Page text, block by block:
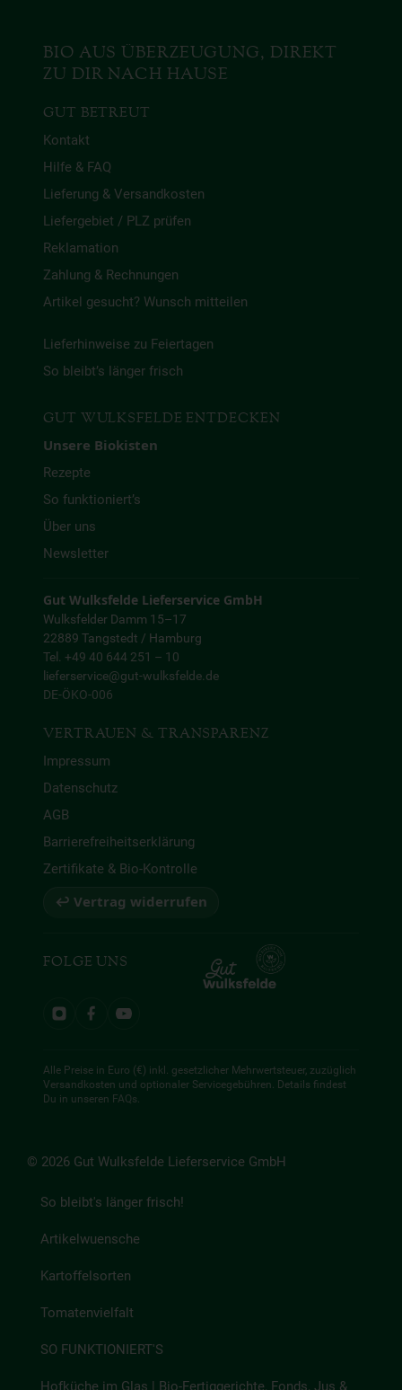
BIO AUS ÜBERZEUGUNG, DIREKT
ZU DIR NACH HAUSE
GUT BETREUT
Kontakt
Hilfe & FAQ
Lieferung & Versandkosten
Liefergebiet / PLZ prüfen
Reklamation
Zahlung & Rechnungen
Artikel gesucht? Wunsch mitteilen
Lieferhinweise zu Feiertagen
So bleibt’s länger frisch
GUT WULKSFELDE ENTDECKEN
Unsere Biokisten
Rezepte
So funktioniert’s
Über uns
Newsletter
Gut Wulksfelde Lieferservice GmbH
Wulksfelder Damm 15–17
22889 Tangstedt / Hamburg
Tel. +49 40 644 251 – 10
lieferservice@gut-wulksfelde.de
DE-ÖKO-006
VERTRAUEN & TRANSPARENZ
Impressum
Datenschutz
AGB
Barrierefreiheitserklärung
Zertifikate & Bio-Kontrolle
↩ Vertrag widerrufen
FOLGE UNS
Alle Preise in Euro (€) inkl. gesetzlicher Mehrwertsteuer, zuzüglich
Versandkosten und optionaler Servicegebühren. Details findest
Du in unseren FAQs.
© 2026 Gut Wulksfelde Lieferservice GmbH
So bleibt's länger frisch!
Artikelwuensche
Kartoffelsorten
Tomatenvielfalt
SO FUNKTIONIERT'S
Hofküche im Glas | Bio-Fertiggerichte, Fonds, Jus &